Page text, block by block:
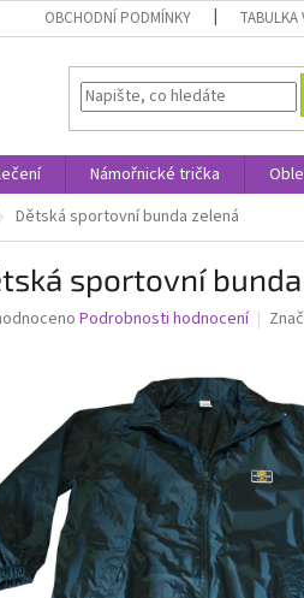
OBCHODNÍ PODMÍNKY TABULKA
Námořnické trička
Dětská sportovní bunda zelená
sportovní
Podrobnosti hodnocení